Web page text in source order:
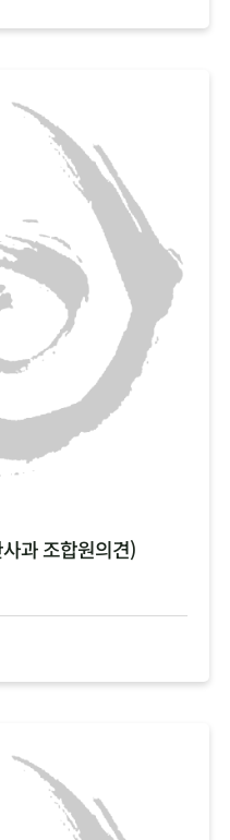
과 조합원의견)